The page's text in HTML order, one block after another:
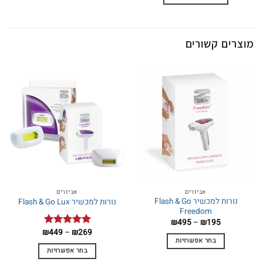
מוצרים קשורים
אביזרים
נורות למכשיר Flash & Go
Freedom
₪195
–
₪495
בחר אפשרויות
אביזרים
נורות למכשיר Flash & Go Lux
דורג 5.00
מתוך 5
₪269
–
₪449
עד בחר אפשרויות